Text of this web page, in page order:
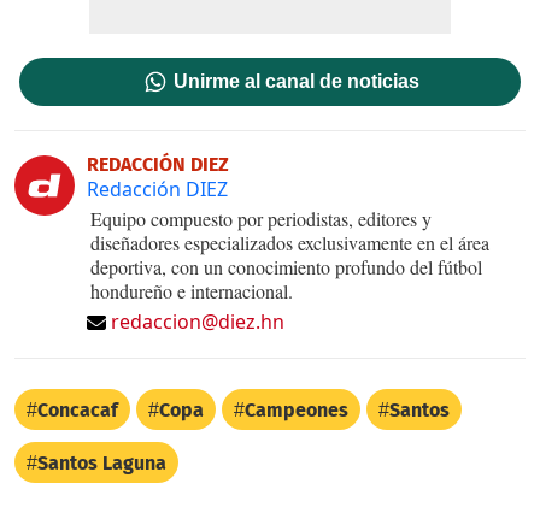
Unirme al canal de noticias
REDACCIÓN DIEZ
Redacción DIEZ
Equipo compuesto por periodistas, editores y
diseñadores especializados exclusivamente en el área
deportiva, con un conocimiento profundo del fútbol
hondureño e internacional.
redaccion@diez.hn
Concacaf Copa Campeones Santos
Santos Laguna